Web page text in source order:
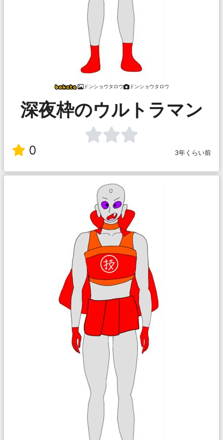
ドンショウタロウ ドンショウタロウ
深夜枠のウルトラマン
0 3年くらい前